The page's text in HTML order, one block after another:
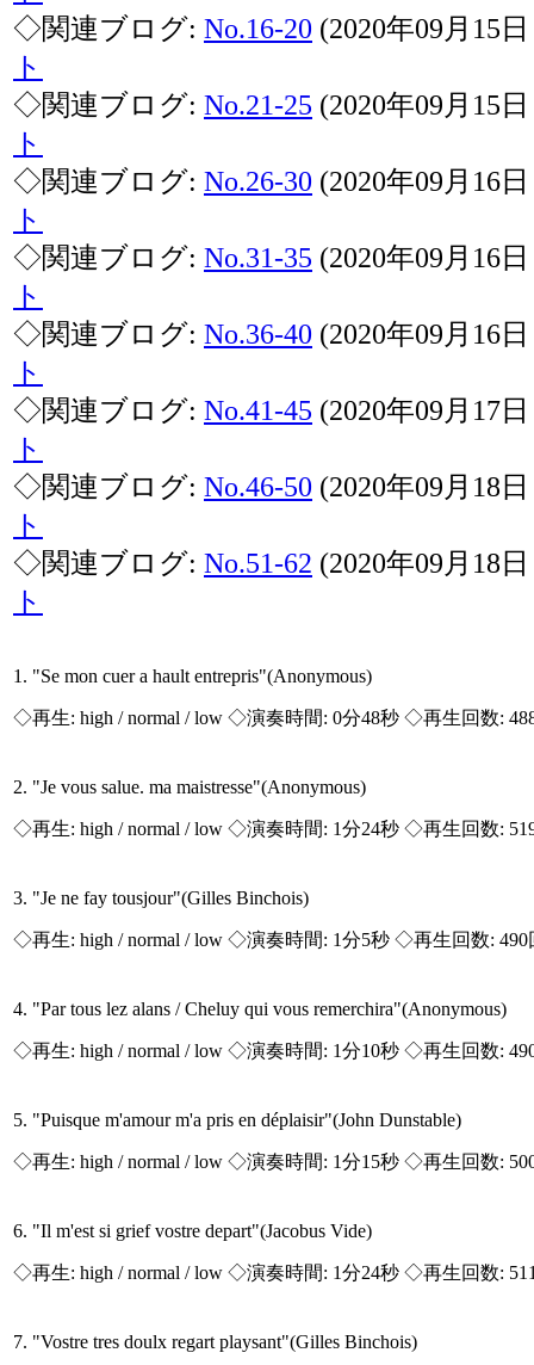
◇関連ブログ: No.16-20 (2020年09月15
ト
◇関連ブログ: No.21-25 (2020年09月15
ト
◇関連ブログ: No.26-30 (2020年09月16
ト
◇関連ブログ: No.31-35 (2020年09月16
ト
◇関連ブログ: No.36-40 (2020年09月16
ト
◇関連ブログ: No.41-45 (2020年09月17
ト
◇関連ブログ: No.46-50 (2020年09月18
ト
◇関連ブログ: No.51-62 (2020年09月18
ト
1. "Se mon cuer a hault entrepris"(Anonymous)
◇再生: high / normal / low ◇演奏時間: 0分48秒 ◇再生回数:
2. "Je vous salue. ma maistresse"(Anonymous)
◇再生: high / normal / low ◇演奏時間: 1分24秒 ◇再生回数:
3. "Je ne fay tousjour"(Gilles Binchois)
◇再生: high / normal / low ◇演奏時間: 1分5秒 ◇再生回数:
4. "Par tous lez alans / Cheluy qui vous remerchira"(Anonymous)
◇再生: high / normal / low ◇演奏時間: 1分10秒 ◇再生回数:
5. "Puisque m'amour m'a pris en déplaisir"(John Dunstable)
◇再生: high / normal / low ◇演奏時間: 1分15秒 ◇再生回数:
6. "Il m'est si grief vostre depart"(Jacobus Vide)
◇再生: high / normal / low ◇演奏時間: 1分24秒 ◇再生回数:
7. "Vostre tres doulx regart playsant"(Gilles Binchois)